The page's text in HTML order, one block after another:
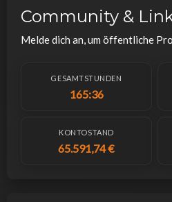
Community &
Melde dich an, um öffentliche
GESAMTSTUNDEN
165:36
KONTOSTAND
65.591,74 €